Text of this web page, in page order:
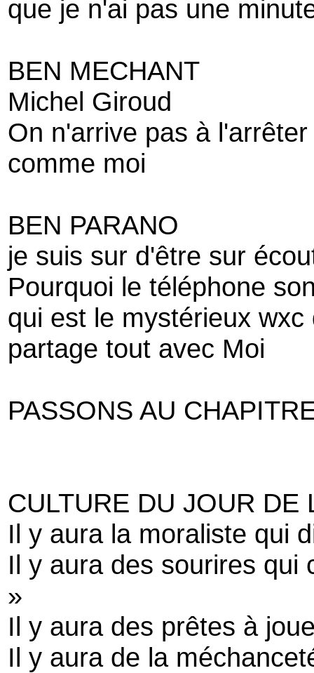
que je n'ai pas une
BEN MECHANT
Michel Giroud
On n'arrive pas à
comme moi
BEN PARANO
je suis sur d'être sur
Pourquoi le téléphone
qui est le mystérieux
partage tout avec Moi
PASSONS AU
CULTURE DU JOUR DE
Il y aura la moraliste qui
Il y aura des sourires qui
»
Il y aura des prêtes à
Il y aura de la